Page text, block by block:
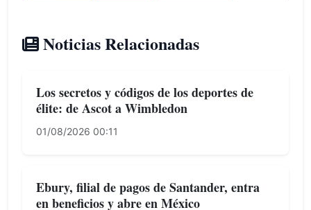
Noticias Relacionadas
Los secretos y códigos de los deportes de
élite: de Ascot a Wimbledon
01/08/2026 00:11
Ebury, filial de pagos de Santander, entra
en beneficios y abre en México